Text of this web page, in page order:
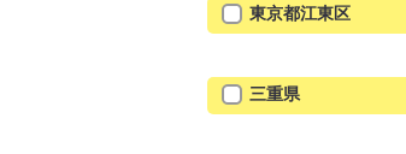
東京都江東区
三重県